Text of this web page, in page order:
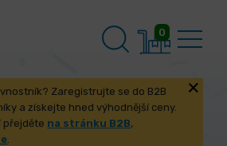
0
Zaregistrujte se do B2B
a získejte hned výhodnější ceny.
přejděte na stránku B2B,
.